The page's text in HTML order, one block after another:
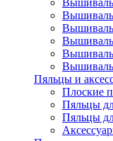
Пяльцы и
Плоские
Пяльцы
Пяльцы